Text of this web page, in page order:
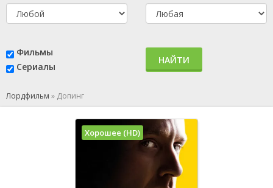
Фильмы
Сериалы
НАЙТИ
Лордфильм » Допинг
Хорошее (HD)